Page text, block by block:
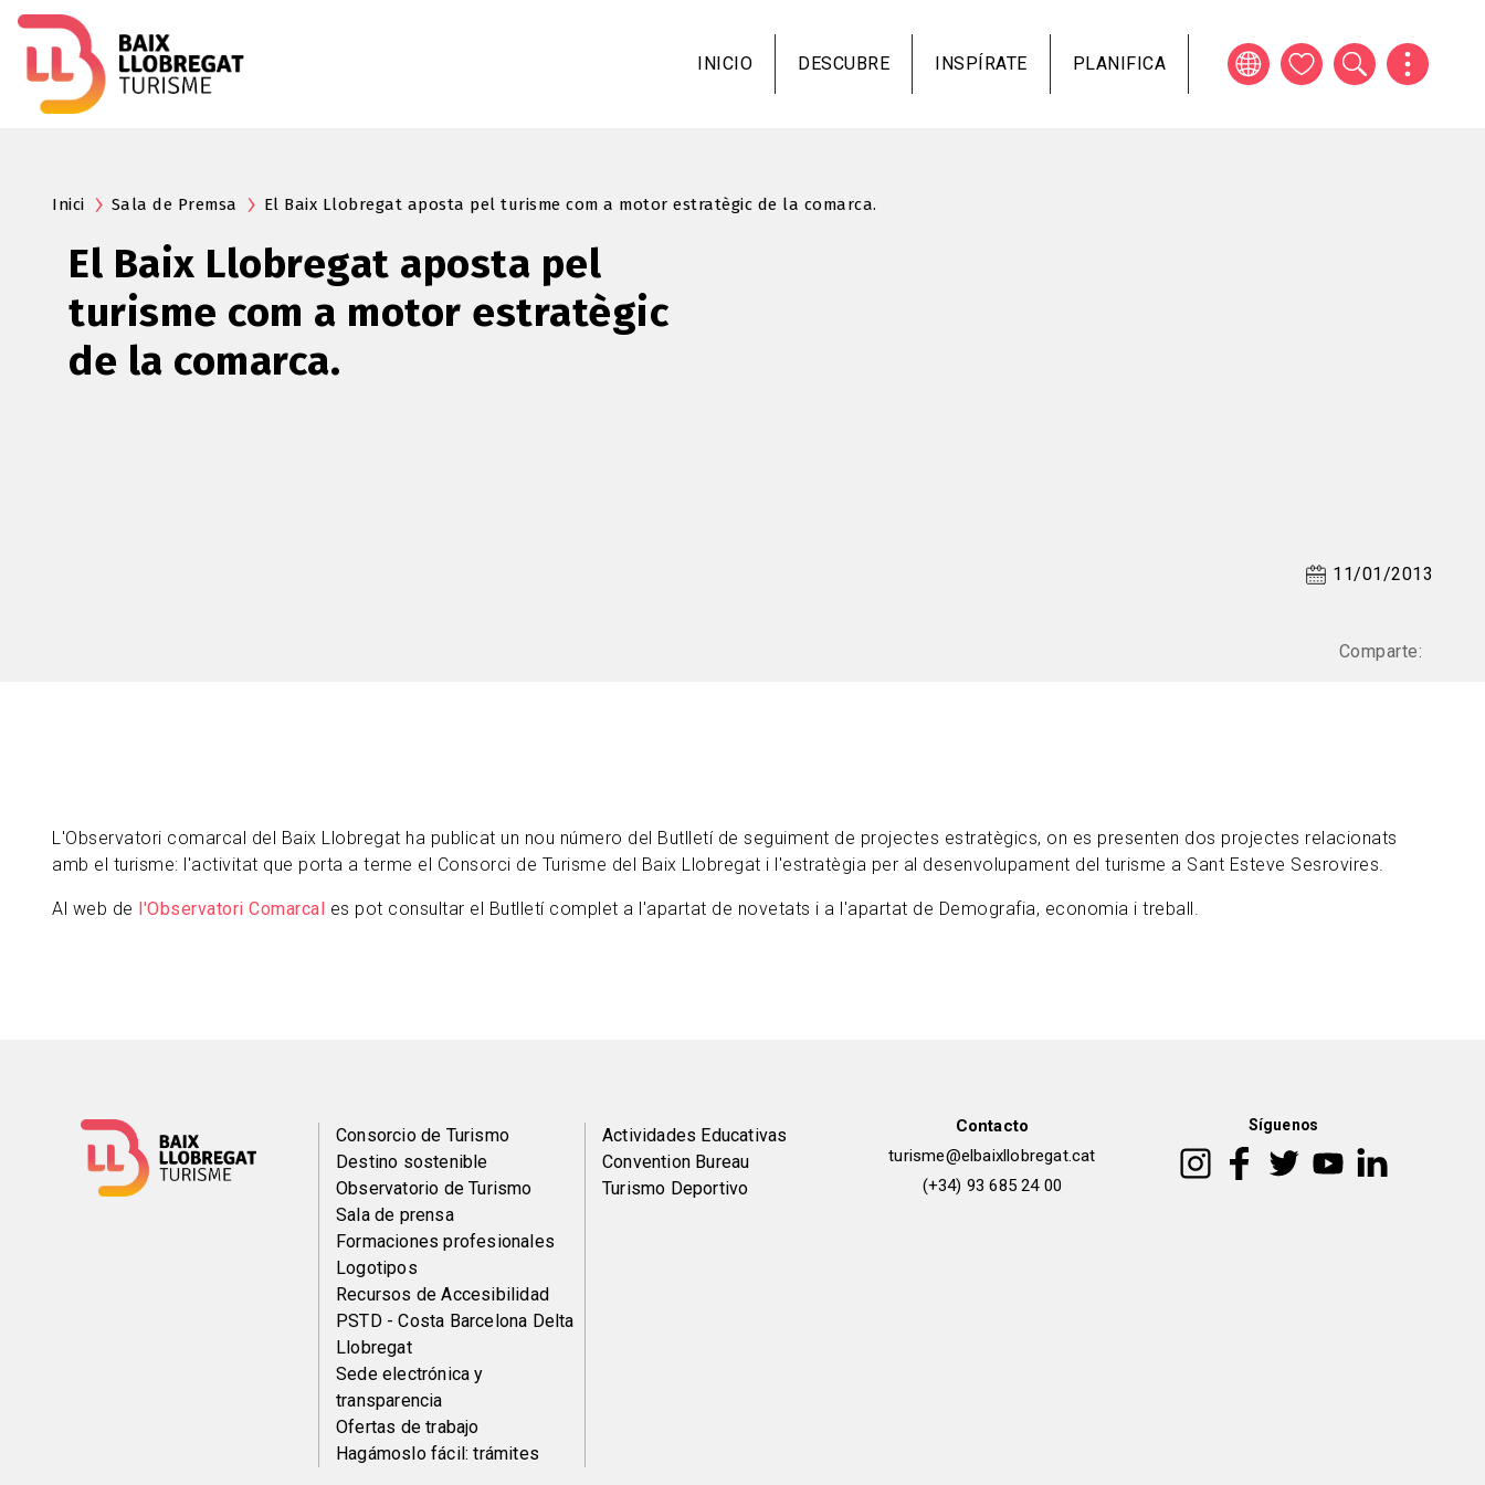
contenido
principal
INICIO DESCUBRE INSPÍRATE PLANIFICA
Inici Sala de Premsa El Baix Llobregat aposta pel turisme com a motor estratègic de la comarca.
El Baix Llobregat aposta pel
turisme com a motor estratègic
de la comarca.
11/01/2013
Comparte:
L'Observatori comarcal del Baix Llobregat ha publicat un nou número del Butlletí de seguiment de projectes estratègics, on es presenten dos projectes relacionats
amb el turisme: l'activitat que porta a terme el Consorci de Turisme del Baix Llobregat i l'estratègia per al desenvolupament del turisme a Sant Esteve Sesrovires.
Al web de l'Observatori Comarcal es pot consultar el Butlletí complet a l'apartat de novetats i a l'apartat de Demografia, economia i treball.
Menú
del
pie
Consorcio de Turismo
Destino sostenible
Observatorio de Turismo
Sala de prensa
Formaciones profesionales
Logotipos
Recursos de Accesibilidad
PSTD - Costa Barcelona Delta
Llobregat
Sede electrónica y
transparencia
Ofertas de trabajo
Hagámoslo fácil: trámites
Peu
de
Actividades Educativas
Convention Bureau
Turismo Deportivo
Contacto
turisme@elbaixllobregat.cat
(+34) 93 685 24 00
Síguenos